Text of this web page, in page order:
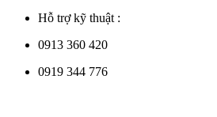
Hỗ trợ kỹ thuật :
0913 360 420
0919 344 776